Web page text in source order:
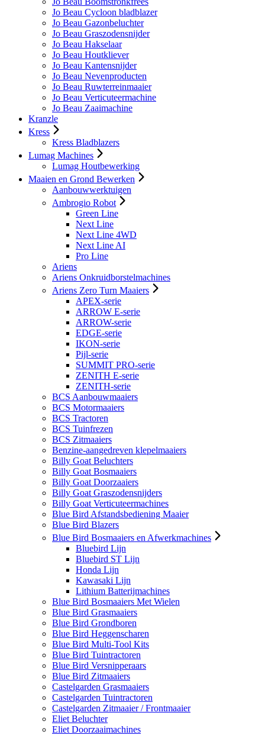
Jo Beau Cycloon bladblazer
Jo Beau Gazonbeluchter
Jo Beau Graszodensnijder
Jo Beau Hakselaar
Jo Beau Houtkliever
Jo Beau Kantensnijder
Jo Beau Nevenproducten
Jo Beau Ruwterreinmaaier
Jo Beau Verticuteermachine
Jo Beau Zaaimachine
Kranzle
Kress
Kress Bladblazers
Lumag Machines
Lumag Houtbewerking
Maaien en Grond Bewerken
Aanbouwwerktuigen
Ambrogio Robot
Green Line
Next Line
Next Line 4WD
Next Line AI
Pro Line
Ariens
Ariens Onkruidborstelmachines
Ariens Zero Turn Maaiers
APEX-serie
ARROW E-serie
ARROW-serie
EDGE-serie
IKON-serie
Pijl-serie
SUMMIT PRO-serie
ZENITH E-serie
ZENITH-serie
BCS Aanbouwmaaiers
BCS Motormaaiers
BCS Tractoren
BCS Tuinfrezen
BCS Zitmaaiers
Benzine-aangedreven klepelmaaiers
Billy Goat Beluchters
Billy Goat Bosmaaiers
Billy Goat Doorzaaiers
Billy Goat Graszodensnijders
Billy Goat Verticuteermachines
Blue Bird Afstandsbediening Maaier
Blue Bird Blazers
Blue Bird Bosmaaiers en Afwerkmachines
Bluebird Lijn
Bluebird ST Lijn
Honda Lijn
Kawasaki Lijn
Lithium Batterijmachines
Blue Bird Bosmaaiers Met Wielen
Blue Bird Grasmaaiers
Blue Bird Grondboren
Blue Bird Heggenscharen
Blue Bird Multi-Tool Kits
Blue Bird Tuintractoren
Blue Bird Versnipperaars
Blue Bird Zitmaaiers
Castelgarden Grasmaaiers
Castelgarden Tuintractoren
Castelgarden Zitmaaier / Frontmaaier
Eliet Beluchter
Eliet Doorzaaimachines